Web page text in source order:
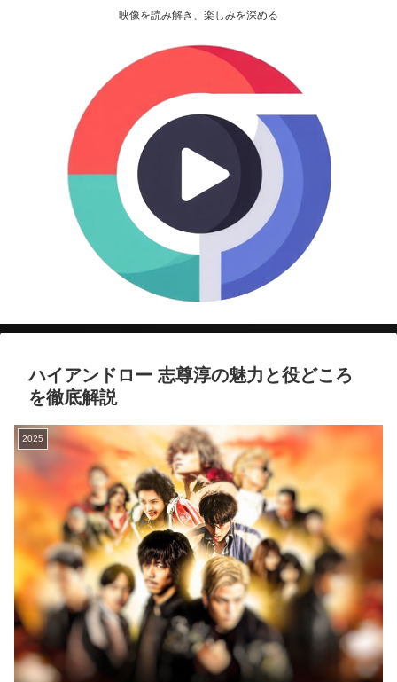
映像を読み解き、楽しみを深める
ハイアンドロー 志尊淳の魅力と役どころ
を徹底解説
2025